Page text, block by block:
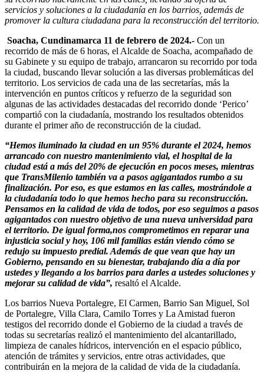
servicios y soluciones a la ciudadanía en los barrios, además de
promover la cultura ciudadana para la reconstrucción del territorio.
Soacha, Cundinamarca 11 de febrero de 2024.- Con un
recorrido de más de 6 horas, el Alcalde de Soacha, acompañado de
su Gabinete y su equipo de trabajo, arrancaron su recorrido por toda
la ciudad, buscando llevar solución a las diversas problemáticas del
territorio. Los servicios de cada una de las secretarías, más la
intervención en puntos críticos y refuerzo de la seguridad son
algunas de las actividades destacadas del recorrido donde ‘Perico’
compartió con la ciudadanía, mostrando los resultados obtenidos
durante el primer año de reconstrucción de la ciudad.
“Hemos iluminado la ciudad en un 95% durante el 2024, hemos
arrancado con nuestro mantenimiento vial, el hospital de la
ciudad está a más del 20% de ejecución en pocos meses, mientras
que TransMilenio también va a pasos agigantados rumbo a su
finalización. Por eso, es que estamos en las calles, mostrándole a
la ciudadanía todo lo que hemos hecho para su reconstrucción.
Pensamos en la calidad de vida de todos, por eso seguimos a pasos
agigantados con nuestro objetivo de una nueva universidad para
el territorio. De igual forma,nos comprometimos en reparar una
injusticia social y hoy, 106 mil familias están viendo cómo se
redujo su impuesto predial. Además de que vean que hay un
Gobierno, pensando en su bienestar, trabajando día a día por
ustedes y llegando a los barrios para darles a ustedes soluciones y
mejorar su calidad de vida”, resaltó el Alcalde.
Los barrios Nueva Portalegre, El Carmen, Barrio San Miguel, Sol
de Portalegre, Villa Clara, Camilo Torres y La Amistad fueron
testigos del recorrido donde el Gobierno de la ciudad a través de
todas su secretarías realizó el mantenimiento del alcantarillado,
limpieza de canales hídricos, intervención en el espacio público,
atención de trámites y servicios, entre otras actividades, que
contribuirán en la mejora de la calidad de vida de la ciudadanía.